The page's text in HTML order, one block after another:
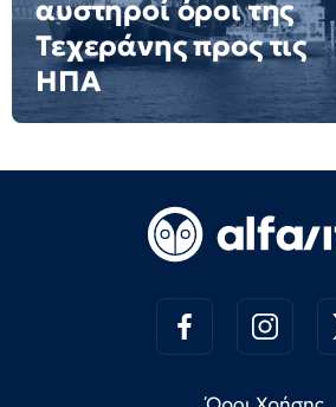
αυστηροί όροι της
Τεχεράνης προς τις
ΗΠΑ